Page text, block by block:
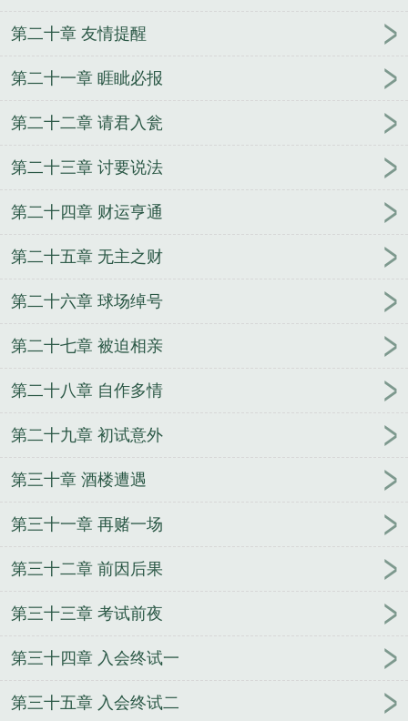
第二十章 友情提醒
第二十一章 睚眦必报
第二十二章 请君入瓮
第二十三章 讨要说法
第二十四章 财运亨通
第二十五章 无主之财
第二十六章 球场绰号
第二十七章 被迫相亲
第二十八章 自作多情
第二十九章 初试意外
第三十章 酒楼遭遇
第三十一章 再赌一场
第三十二章 前因后果
第三十三章 考试前夜
第三十四章 入会终试一
第三十五章 入会终试二